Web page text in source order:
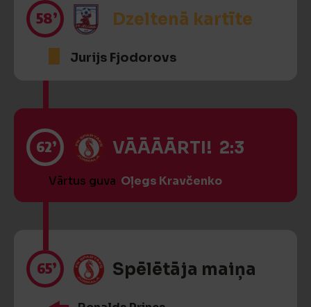
58’ Dzeltenā kartīte
Jurijs Fjodorovs
62’ VĀĀĀĀRTI! 2:3
Vārtus guva Oļegs Kravčenko
65’ Spēlētāja maiņa